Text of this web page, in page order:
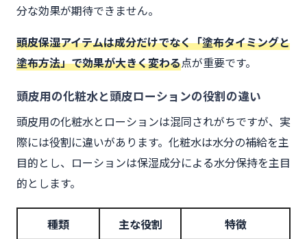
分な効果が期待できません。
頭皮保湿アイテムは成分だけでなく「塗布タイミングと
塗布方法」で効果が大きく変わる点が重要です。
頭皮用の化粧水と頭皮ローションの役割の違い
頭皮用の化粧水とローションは混同されがちですが、実
際には役割に違いがあります。化粧水は水分の補給を主
目的とし、ローションは保湿成分による水分保持を主目
的とします。
種類 主な役割 特徴